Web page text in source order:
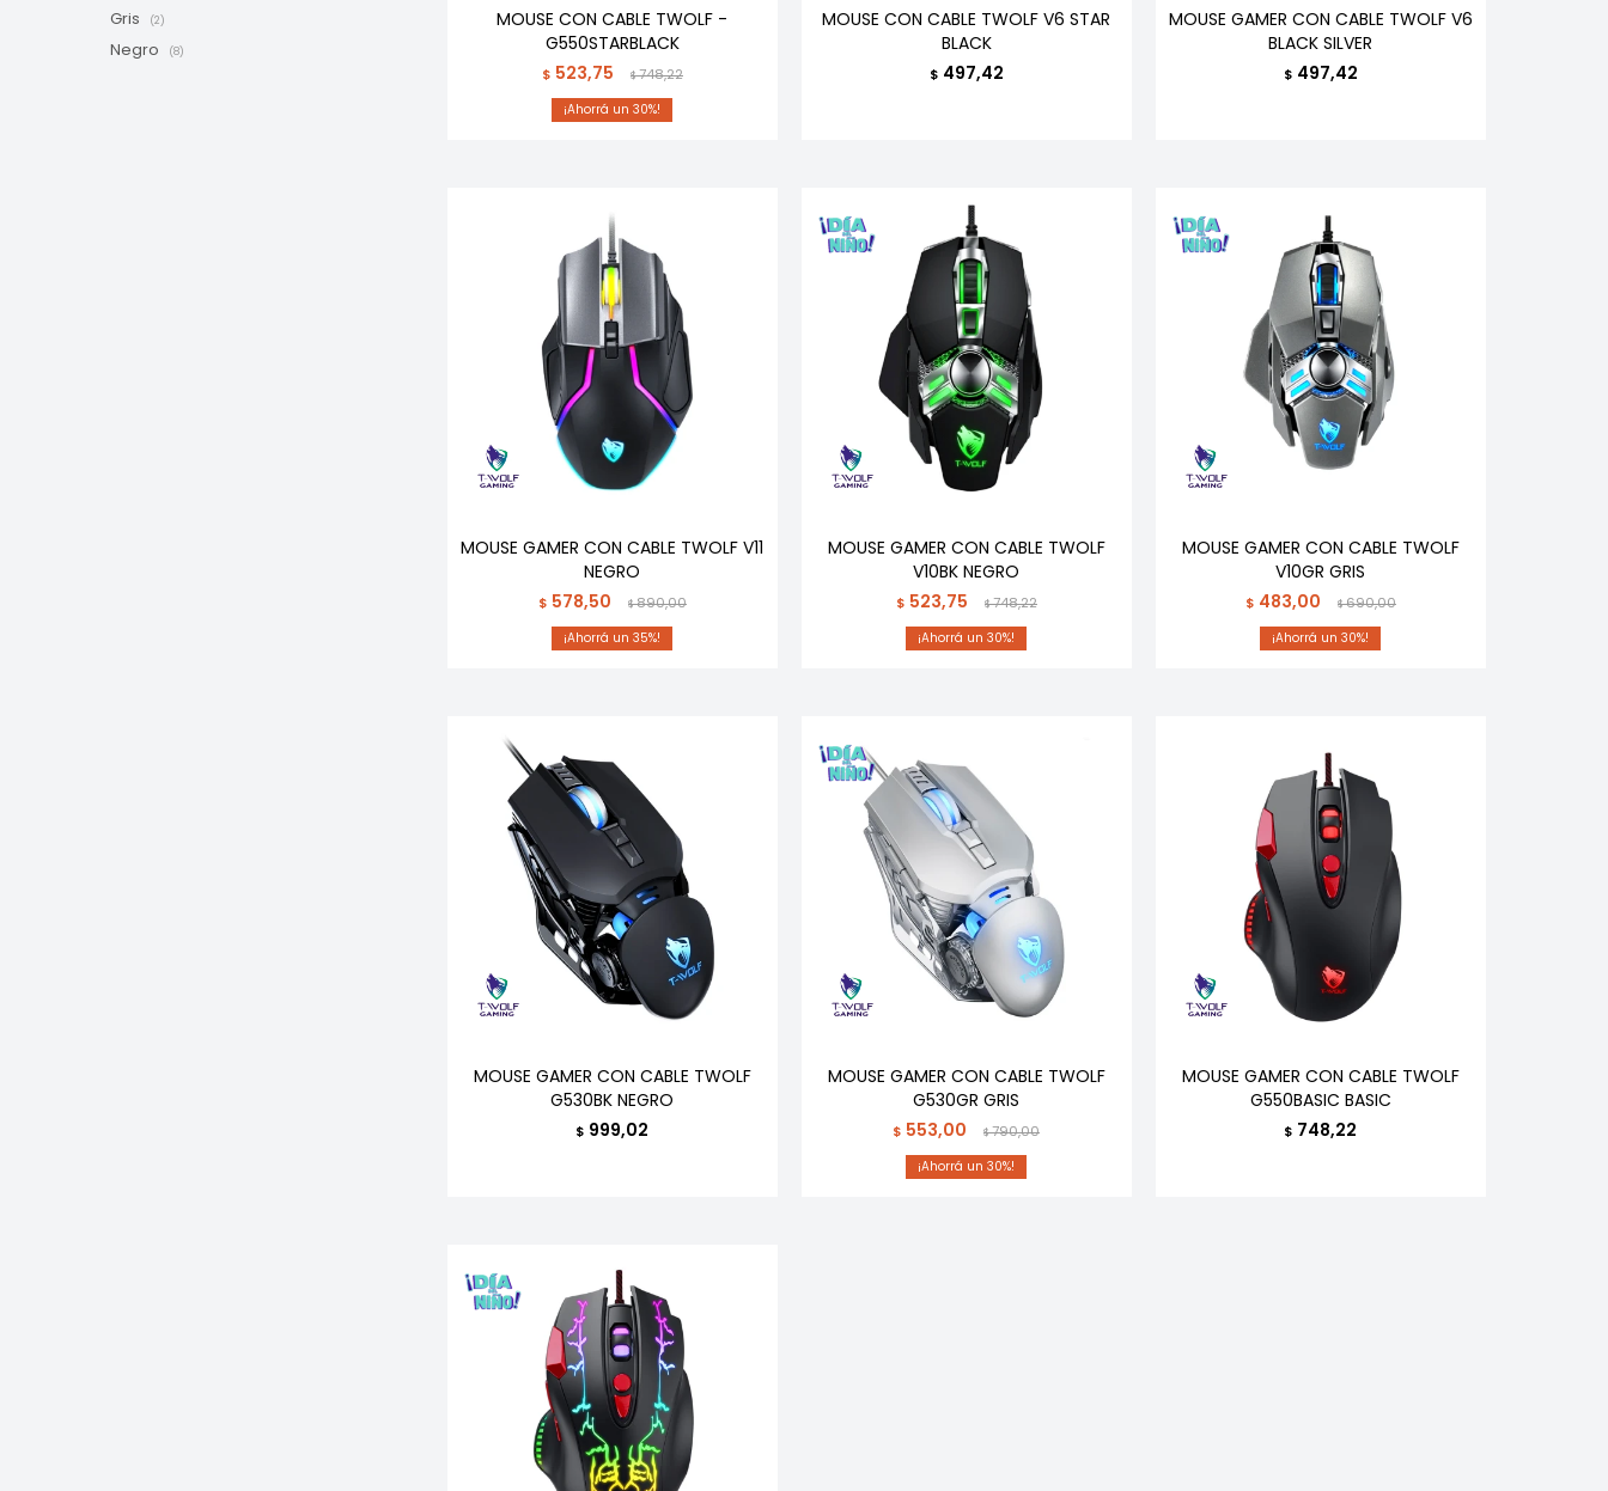
MOUSE CON CABLE TWOLF -
G550STARBLACK
$ 523,75 $748,22
30
MOUSE CON CABLE TWOLF V6 STAR
BLACK
$ 497,42
MOUSE GAMER CON CABLE TWOLF V6
BLACK SILVER
$ 497,42
MOUSE GAMER CON CABLE TWOLF V11
NEGRO
$ 578,50 $890,00
35
MOUSE GAMER CON CABLE TWOLF
V10BK NEGRO
$ 523,75 $748,22
30
MOUSE GAMER CON CABLE TWOLF
V10GR GRIS
$ 483,00 $690,00
30
MOUSE GAMER CON CABLE TWOLF
G530BK NEGRO
$ 999,02
MOUSE GAMER CON CABLE TWOLF
G530GR GRIS
$ 553,00 $790,00
30
MOUSE GAMER CON CABLE TWOLF
G550BASIC BASIC
$ 748,22
Gris (2)
Negro (8)